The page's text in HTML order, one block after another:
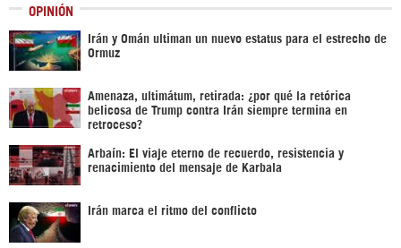
OPINIÓN
Irán y Omán ultiman un nuevo estatus para el estrecho de
Ormuz
Amenaza, ultimátum, retirada: ¿por qué la retórica
belicosa de Trump contra Irán siempre termina en
retroceso?
Arbaín: El viaje eterno de recuerdo, resistencia y
renacimiento del mensaje de Karbala
Irán marca el ritmo del conflicto